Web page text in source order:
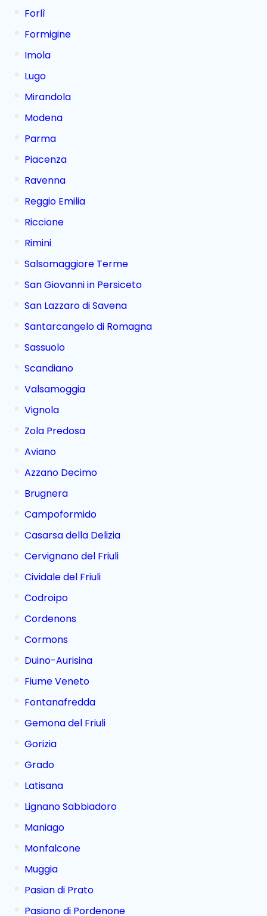
Forlì
Formigine
Imola
Lugo
Mirandola
Modena
Parma
Piacenza
Ravenna
Reggio Emilia
Riccione
Rimini
Salsomaggiore Terme
San Giovanni in Persiceto
San Lazzaro di Savena
Santarcangelo di Romagna
Sassuolo
Scandiano
Valsamoggia
Vignola
Zola Predosa
Aviano
Azzano Decimo
Brugnera
Campoformido
Casarsa della Delizia
Cervignano del Friuli
Cividale del Friuli
Codroipo
Cordenons
Cormons
Duino-Aurisina
Fiume Veneto
Fontanafredda
Gemona del Friuli
Gorizia
Grado
Latisana
Lignano Sabbiadoro
Maniago
Monfalcone
Muggia
Pasian di Prato
Pasiano di Pordenone